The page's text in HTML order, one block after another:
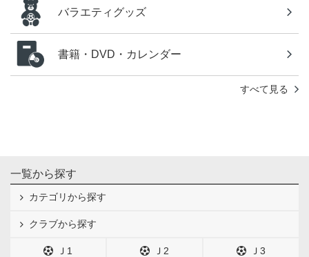
バラエティグッズ
書籍・DVD・カレンダー
すべて見る
一覧から探す
カテゴリから探す
クラブから探す
Ｊ1 Ｊ2 Ｊ3